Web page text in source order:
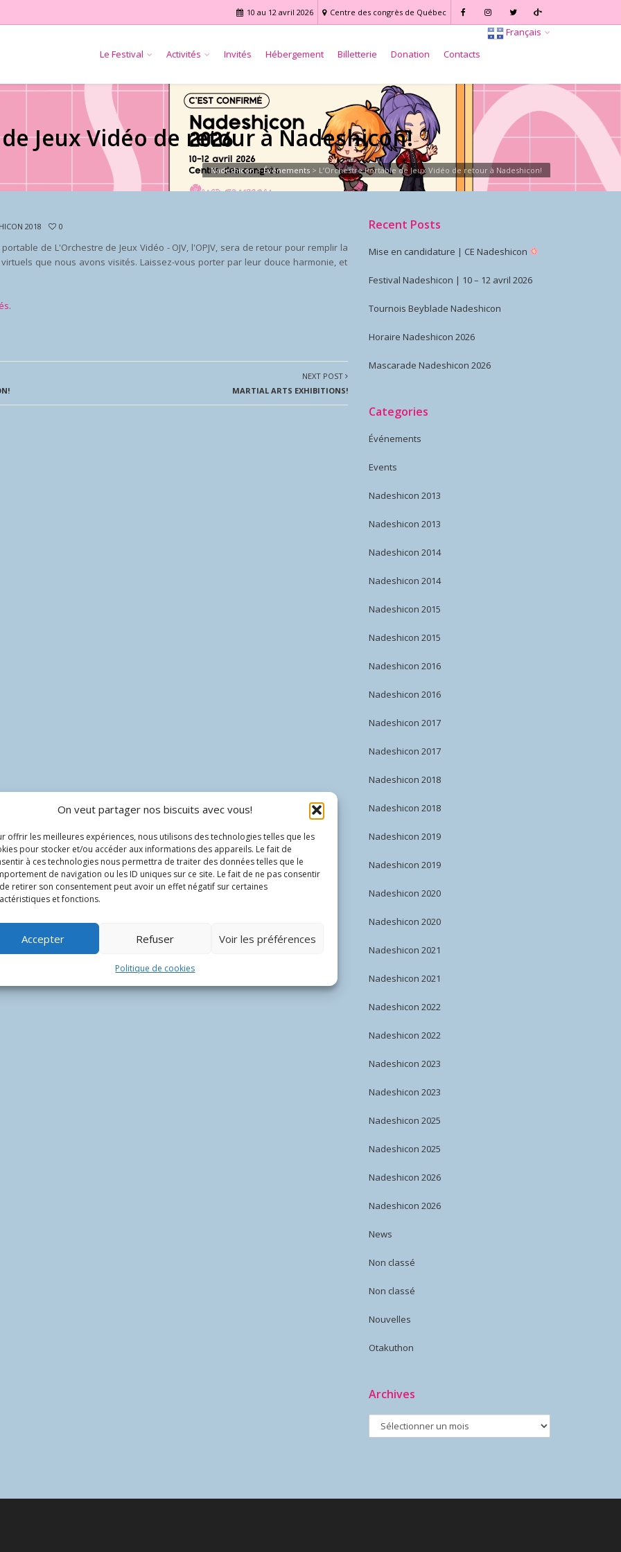
On veut partager nos biscuits avec vous!
offrir les meilleures expériences, nous utilisons des technologies telles que les
pour stocker et/ou accéder aux informations des appareils. Le fait de
à ces technologies nous permettra de traiter des données telles que le
de navigation ou les ID uniques sur ce site. Le fait de ne pas consentir
retirer son consentement peut avoir un effet négatif sur certaines
et fonctions.
Accepter Refuser Voir les préférences
Politique de cookies
10 au 12 avril 2026 Centre des congrès de Québec
Le Festival Activités Invités Hébergement Billetterie Donation Contacts
Français
Jeux Vidéo de retour à Nadeshicon!
Nadeshicon>Événements > L’Orchestre Portable de Jeux Vidéo de retour à Nadeshicon!
2018 0
de L'Orchestre de Jeux Vidéo - OJV, l'OPJV, sera de retour pour remplir la
que nous avons visités. Laissez-vous porter par leur douce harmonie, et
.
NEXT POST
MARTIAL ARTS EXHIBITIONS!
Recent Posts
Mise en candidature | CE Nadeshicon
Festival Nadeshicon | 10 – 12 avril 2026
Tournois Beyblade Nadeshicon
Horaire Nadeshicon 2026
Mascarade Nadeshicon 2026
Categories
Événements
Events
Nadeshicon 2013
Nadeshicon 2013
Nadeshicon 2014
Nadeshicon 2014
Nadeshicon 2015
Nadeshicon 2015
Nadeshicon 2016
Nadeshicon 2016
Nadeshicon 2017
Nadeshicon 2017
Nadeshicon 2018
Nadeshicon 2018
Nadeshicon 2019
Nadeshicon 2019
Nadeshicon 2020
Nadeshicon 2020
Nadeshicon 2021
Nadeshicon 2021
Nadeshicon 2022
Nadeshicon 2022
Nadeshicon 2023
Nadeshicon 2023
Nadeshicon 2025
Nadeshicon 2025
Nadeshicon 2026
Nadeshicon 2026
News
Non classé
Non classé
Nouvelles
Otakuthon
Archives